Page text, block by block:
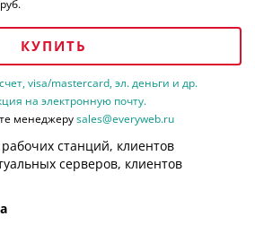
КУПИТЬ
visa/mastercard, эл. деньги и др.
на электронную почту.
менеджеруsales@everyweb.ru
станций, клиентов
серверов, клиентов